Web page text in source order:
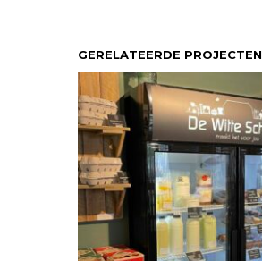
GERELATEERDE PROJECTEN